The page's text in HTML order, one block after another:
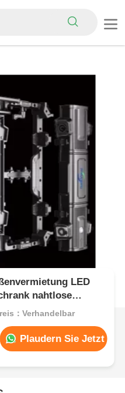
LED
nahtlose
：Verhandelbar
Plaudern Sie Jetzt